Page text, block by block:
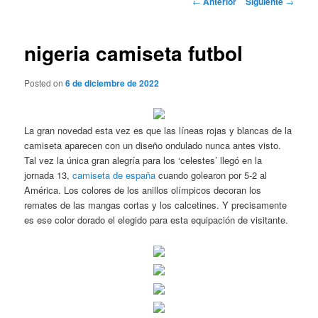
nigeria camiseta futbol
Posted on6 de diciembre de 2022
La gran novedad esta vez es que las líneas rojas y blancas de la
camiseta aparecen con un diseño ondulado nunca antes visto.
Tal vez la única gran alegría para los ‘celestes’ llegó en la
jornada 13,camiseta de españa cuando golearon por 5-2 al
América. Los colores de los anillos olímpicos decoran los
remates de las mangas cortas y los calcetines. Y precisamente
es ese color dorado el elegido para esta equipación de visitante.